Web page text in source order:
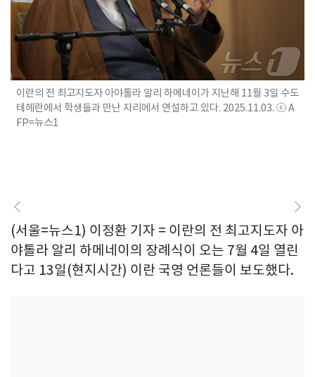
이란의 전 최고지도자 아야톨라 알리 하메네이가 지난해 11월 3일 수도
테헤란에서 학생들과 만난 자리에서 연설하고 있다. 2025.11.03. ⓒ A
FP=뉴스1
(서울=뉴스1) 이정환 기자 = 이란의 전 최고지도자 아
야톨라 알리 하메네이의 장례식이 오는 7월 4일 열린
다고 13일(현지시간) 이란 국영 언론들이 보도했다.